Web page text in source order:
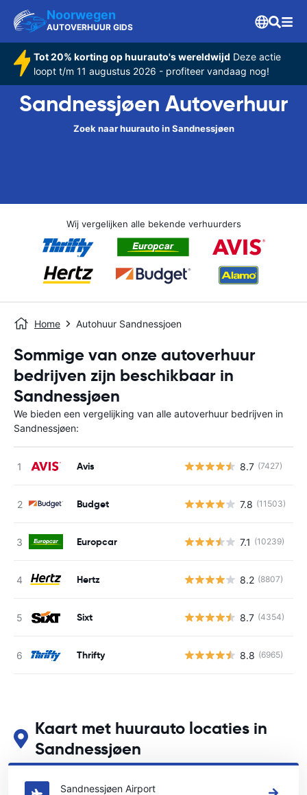
Noorwegen
AUTOVERHUUR GIDS
Tot 20% korting op huurauto's wereldwijd Deze actie
loopt t/m 11 augustus 2026 - profiteer vandaag nog!
Sandnessjøen Autoverhuur
Zoek naar huurauto in Sandnessjøen
Wij vergelijken alle bekende verhuurders
Home Autohuur Sandnessjoen
Sommige van onze autoverhuur
bedrijven zijn beschikbaar in
Sandnessjøen
We bieden een vergelijking van alle autoverhuur bedrijven in
Sandnessjøen:
Avis 8.7 (7427)
Budget 7.8 (11503)
Europcar 7.1 (10239)
Hertz 8.2 (8807)
Sixt 8.7 (4354)
Thrifty 8.8 (6965)
Kaart met huurauto locaties in
Sandnessjøen
Zie onze belangrijkste autoverhuur locaties in Sandnessjøen
Sandnessjøen Airport